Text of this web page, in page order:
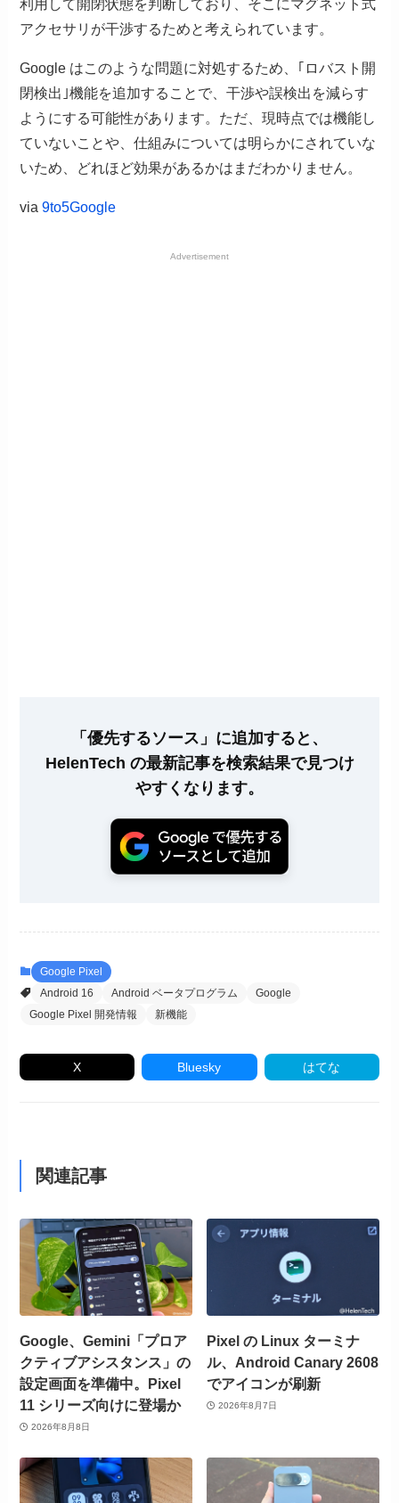
利用して開閉状態を判断しており、そこにマグネット式
アクセサリが干渉するためと考えられています。
Google はこのような問題に対処するため、｢ロバスト開
閉検出｣機能を追加することで、干渉や誤検出を減らす
ようにする可能性があります。ただ、現時点では機能し
ていないことや、仕組みについては明らかにされていな
いため、どれほど効果があるかはまだわかりません。
via9to5Google
Advertisement
「優先するソース」に追加すると、
HelenTech の最新記事を検索結果で見つけ
やすくなります。
Google Pixel
Android 16
Android ベータプログラム
Google
Google Pixel 開発情報
新機能
X Bluesky はてな
関連記事
Google、Gemini「プロア
クティブアシスタンス」の
設定画面を準備中。Pixel
11 シリーズ向けに登場か
2026年8月8日
Pixel の Linux ターミナ
ル、Android Canary 2608
でアイコンが刷新
2026年8月7日